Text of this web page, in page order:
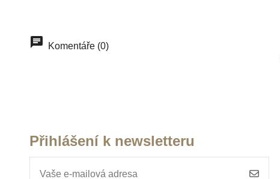
Do školy
Skladem Skladem
Komentáře (0)
Přihlášení k newsletteru